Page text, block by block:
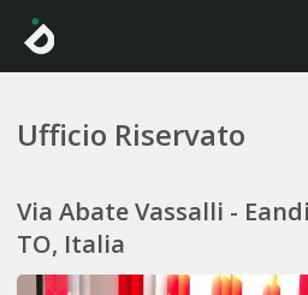
Ufficio Riservato
Via Abate Vassalli -
TO, Italia